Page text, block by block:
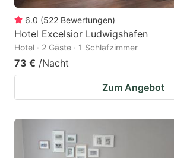
6.0 (522 Bewertungen)
Hotel Excelsior Ludwigshafen
Hotel · 2 Gäste · 1 Schlafzimmer
73 € /Nacht
Zum Angebot